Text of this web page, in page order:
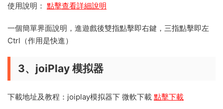
使用說明： 點擊查看詳細說明
一個簡單界面說明，進遊戲後雙指點擊即右鍵，三指點擊即左
Ctrl（作用是快進）
3、joiPlay 模拟器
下載地址及教程：joiplay模拟器下 微軟下載 點擊下載